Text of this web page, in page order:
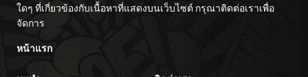
ใดๆ ที่เกี่ยวข้องกับเนื้อหาที่แสดงบนเว็บไซต์ กรุณาติดต่อเราเพื่อ
จัดการ
หน้าแรก